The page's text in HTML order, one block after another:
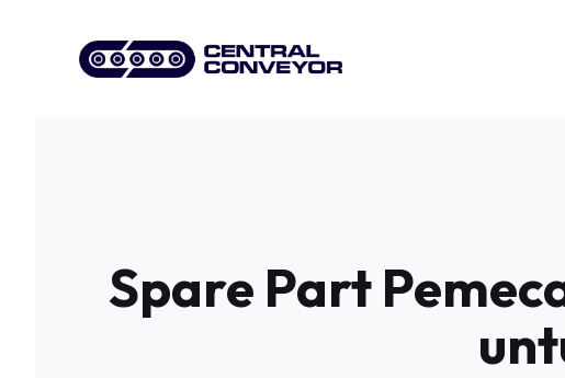
Spare Part